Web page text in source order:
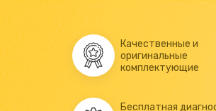
Качественные и
оригинальные
комплектующие
Бесплатная